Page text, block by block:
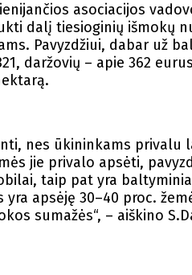
asociacijos
dalį tiesioginių išmokų
Pavyzdžiui, dabar už
daržovių – apie 362
nes ūkininkams privalu
jie privalo apsėti,
taip pat yra
apsėję 30–40 proc.
sumažės“, – aiškino